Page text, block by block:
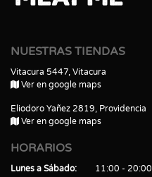
NUESTRAS TIENDAS
Vitacura 5447, Vitacura
Ver en google maps
Eliodoro Yañez 2819, Providencia
Ver en google maps
HORARIOS
Lunes a Sábado
11:00 - 20:00